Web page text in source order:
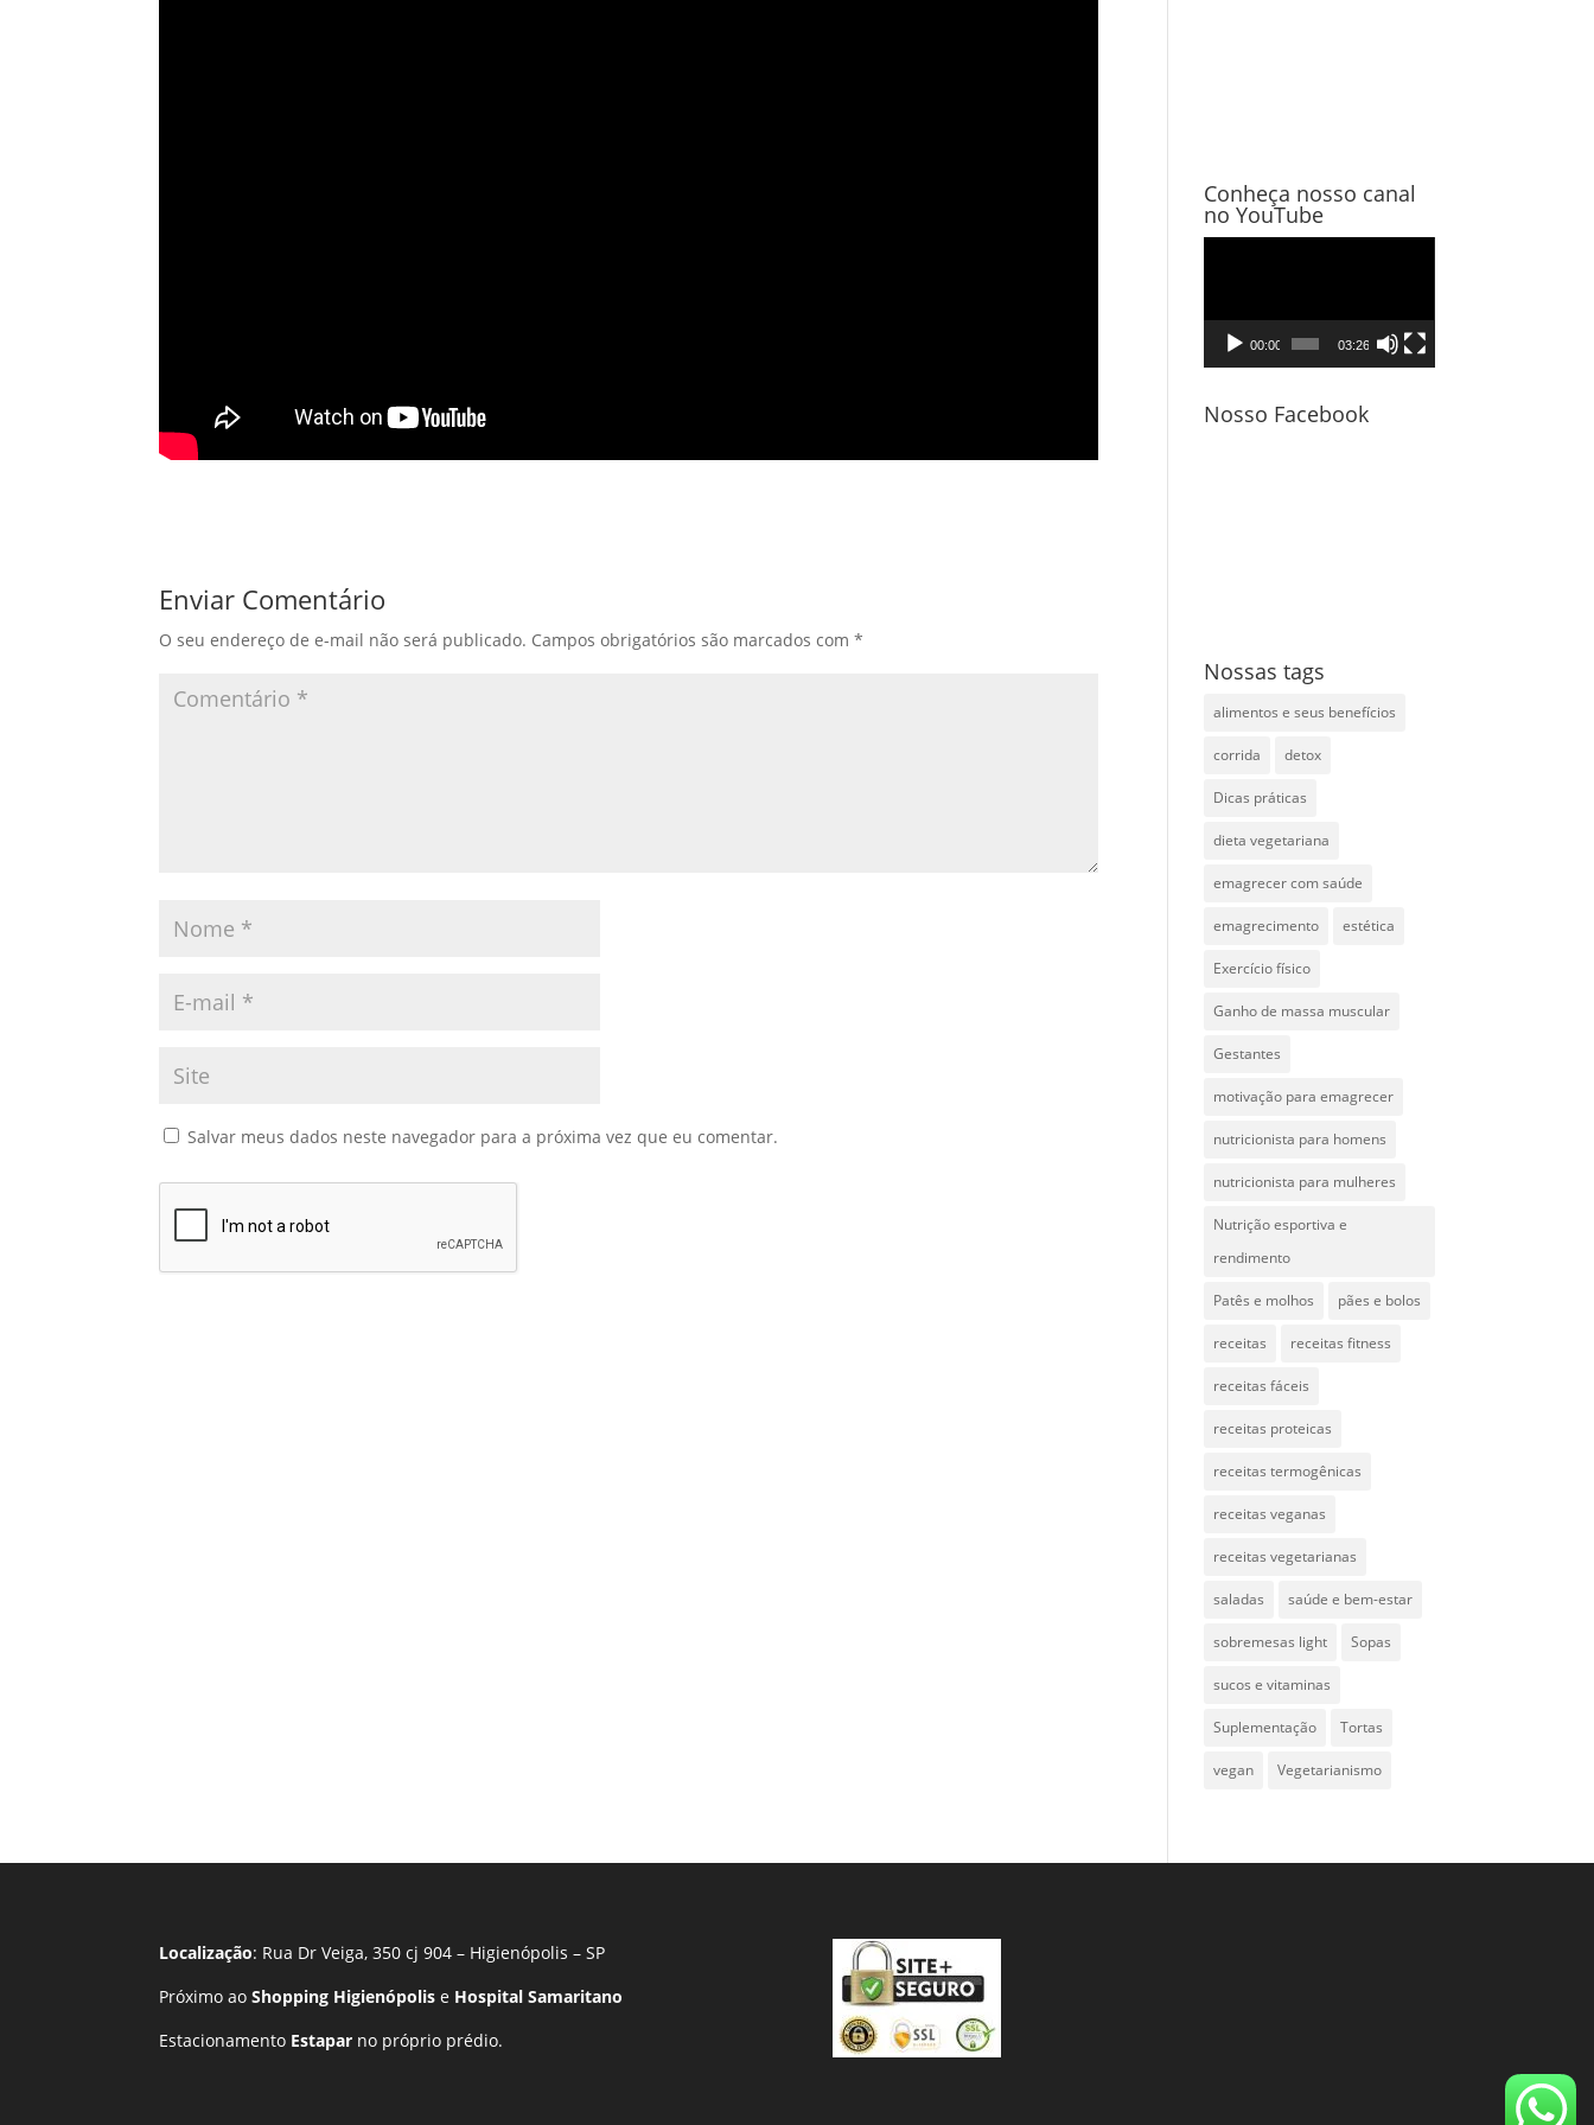
Enviar Comentário
O seu endereço de e-mail não será publicado. Campos obrigatórios são marcados com*
Salvar meus dados neste navegador para a próxima vez que eu comentar.
Conheça nosso canal
no YouTube
vídeo
00:00 03:26
Nosso Facebook
Nossas tags
alimentos e seus benefícios
corrida detox
Dicas práticas
dieta vegetariana
emagrecer com saúde
emagrecimento estética
Exercício físico
Ganho de massa muscular
Gestantes
motivação para emagrecer
nutricionista para homens
nutricionista para mulheres
Nutrição esportiva e
rendimento
Patês e molhos pães e bolos
receitas receitas fitness
receitas fáceis
receitas proteicas
receitas termogênicas
receitas veganas
receitas vegetarianas
saladas saúde e bem-estar
sobremesas light Sopas
sucos e vitaminas
Suplementação Tortas
vegan Vegetarianismo
Localização: Rua Dr Veiga, 350 cj 904 – Higienópolis – SP
Próximo aoShopping Higienópolis e Hospital Samaritano
Estacionamento Estapar no próprio prédio.